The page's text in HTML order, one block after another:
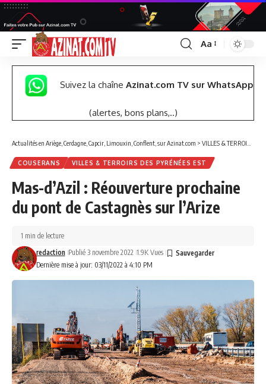
Font
Resizer
Aa
Suivez la chaîne Azinat.com TV sur WhatsApp
(alertes, bons plans,..)
Actualités en Ariège, Cerdagne, Capcir, Limouxin, Conflent, sur Azinat.com > VILLES & TERROIRS DES PYRÉNÉES EST
COUSERANS VILLES & TERROIRS DES PYRÉNÉES EST
Mas-d’Azil : Réouverture prochaine
du pont de Castagnès sur l’Arize
Dernière mise à jour: 03/11/2022 à 4:10 PM
redaction Publié 3 novembre 2022 1.9K Vues
1 min de lecture